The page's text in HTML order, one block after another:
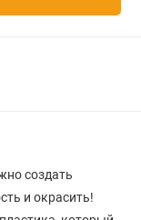
создать
и окрасить!